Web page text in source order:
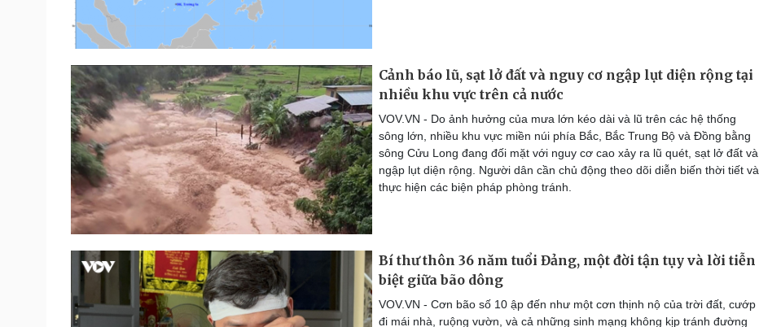
Cảnh báo lũ, sạt lở đất và nguy cơ ngập lụt diện rộng tại
nhiều khu vực trên cả nước
VOV.VN - Do ảnh hưởng của mưa lớn kéo dài và lũ trên các hệ thống
sông lớn, nhiều khu vực miền núi phía Bắc, Bắc Trung Bộ và Đồng bằng
sông Cửu Long đang đối mặt với nguy cơ cao xảy ra lũ quét, sạt lở đất và
ngập lụt diện rộng. Người dân cần chủ động theo dõi diễn biến thời tiết và
thực hiện các biện pháp phòng tránh.
Bí thư thôn 36 năm tuổi Đảng, một đời tận tụy và lời tiễn
biệt giữa bão dông
VOV.VN - Cơn bão số 10 ập đến như một cơn thịnh nộ của trời đất, cướp
đi mái nhà, ruộng vườn, và cả những sinh mạng không kịp tránh đường